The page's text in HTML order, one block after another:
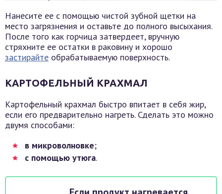
Нанесите ее с помощью чистой зубной щетки на
место загрязнения и оставьте до полного высыхания.
После того как горчица затвердеет, вручную
стряхните ее остатки в раковину и хорошо
застирайте обрабатываемую поверхность.
КАРТОФЕЛЬНЫЙ КРАХМАЛ
Картофельный крахмал быстро впитает в себя жир,
если его предварительно нагреть. Сделать это можно
двумя способами:
в микроволновке;
с помощью утюга.